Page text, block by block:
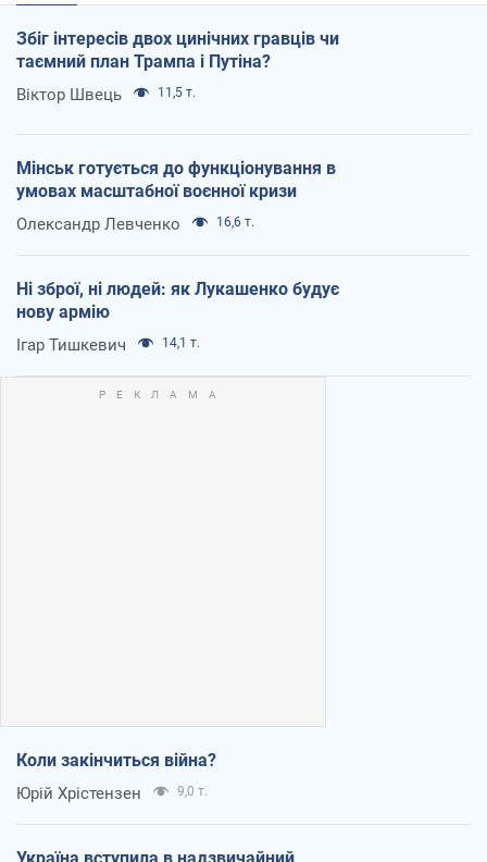
Збіг інтересів двох цинічних гравців чи
таємний план Трампа і Путіна?
Віктор Швець 11,5 т.
Мінськ готується до функціонування в
умовах масштабної воєнної кризи
Олександр Левченко 16,6 т.
Ні зброї, ні людей: як Лукашенко будує
нову армію
Ігар Тишкевич 14,1 т.
Коли закінчиться війна?
Юрій Хрістензен 9,0 т.
Україна вступила в надзвичайний